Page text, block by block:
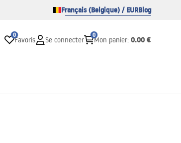
Français (Belgique) / EURBlog
0
Favoris Se connecter
0
Mon panier: 0.00 €